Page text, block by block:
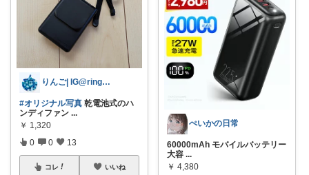
りんご| IG@ringo__7_
#オリジナル写真 乾電池式のハ
ンディファン ...
￥ 1,320
0 0 13
コレ いいね
ぺいかの日常
60000mAh モバイルバッテリー
大容 ...
￥ 4,380